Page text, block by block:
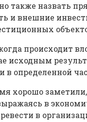
также назвать
и внешние
происходит
исходным
определенной
хорошо
в
в